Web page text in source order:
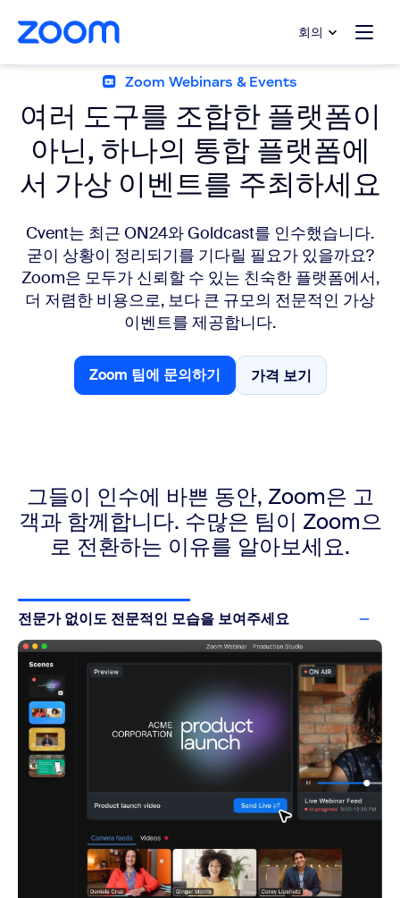
으로 건너뛰기
팅으로 건너뛰기 회의
Zoom Webinars & Events
여러 도구를 조합한 플랫폼이
아닌, 하나의 통합 플랫폼에
서 가상 이벤트를 주최하세요
Cvent는 최근 ON24와 Goldcast를 인수했습니다.
굳이 상황이 정리되기를 기다릴 필요가 있을까요?
Zoom은 모두가 신뢰할 수 있는 친숙한 플랫폼에서,
더 저렴한 비용으로, 보다 큰 규모의 전문적인 가상
이벤트를 제공합니다.
Zoom 팀에 문의하기
Zoom 팀에 문의하기
가격 보기
가격 보기
그들이 인수에 바쁜 동안, Zoom은 고
객과 함께합니다. 수많은 팀이 Zoom으
로 전환하는 이유를 알아보세요.
전문가 없이도 전문적인 모습을 보여주세요